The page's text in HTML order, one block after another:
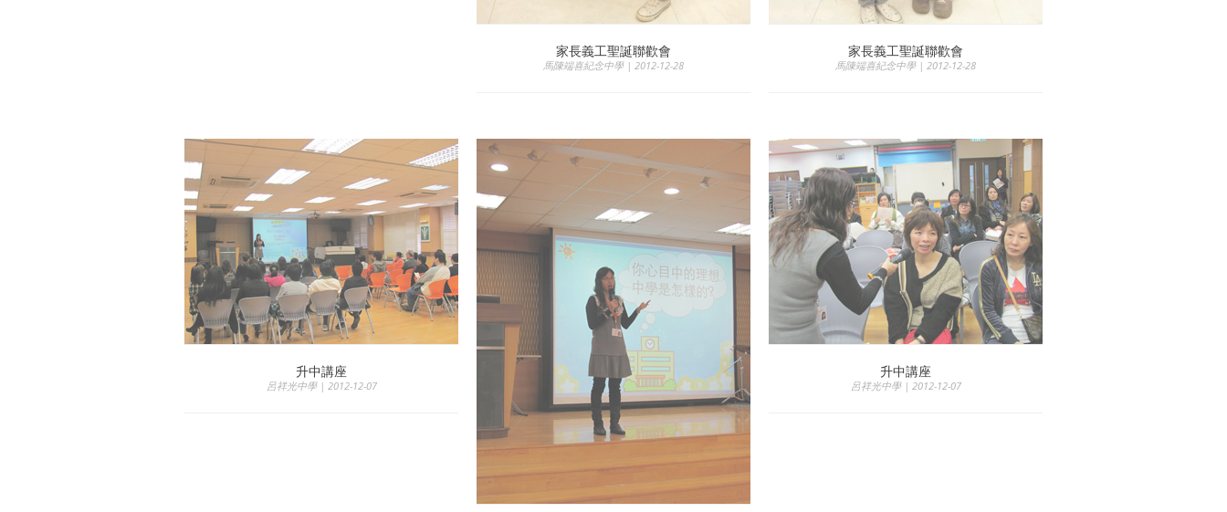
家長義工聖誕聯歡會
馬陳端喜紀念中學 | 2012-12-28
家長義工聖誕聯歡會
馬陳端喜紀念中學 | 2012-12-28
升中講座
呂祥光中學 | 2012-12-07
升中講座
呂祥光中學 | 2012-12-07